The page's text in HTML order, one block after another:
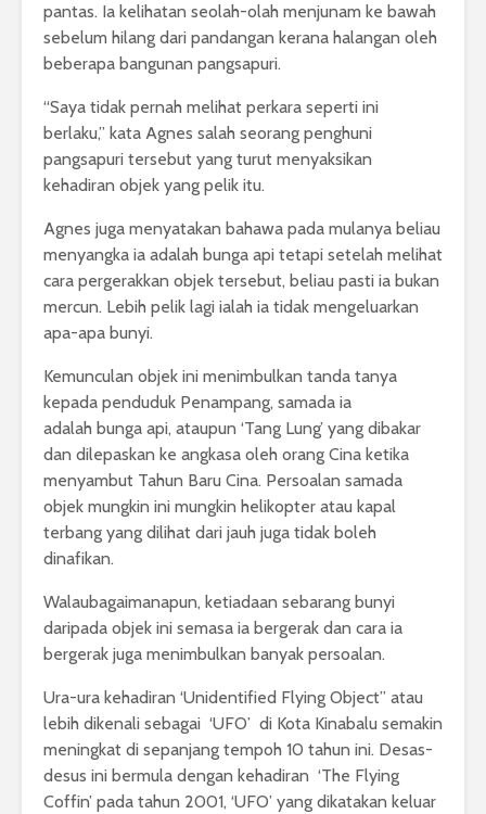
pantas. Ia kelihatan seolah-olah menjunam ke bawah
sebelum hilang dari pandangan kerana halangan oleh
beberapa bangunan pangsapuri.
“Saya tidak pernah melihat perkara seperti ini
berlaku,” kata Agnes salah seorang penghuni
pangsapuri tersebut yang turut menyaksikan
kehadiran objek yang pelik itu.
Agnes juga menyatakan bahawa pada mulanya beliau
menyangka ia adalah bunga api tetapi setelah melihat
cara pergerakkan objek tersebut, beliau pasti ia bukan
mercun. Lebih pelik lagi ialah ia tidak mengeluarkan
apa-apa bunyi.
Kemunculan objek ini menimbulkan tanda tanya
kepada penduduk Penampang, samada ia
adalah bunga api, ataupun ‘Tang Lung’ yang dibakar
dan dilepaskan ke angkasa oleh orang Cina ketika
menyambut Tahun Baru Cina. Persoalan samada
objek mungkin ini mungkin helikopter atau kapal
terbang yang dilihat dari jauh juga tidak boleh
dinafikan.
Walaubagaimanapun, ketiadaan sebarang bunyi
daripada objek ini semasa ia bergerak dan cara ia
bergerak juga menimbulkan banyak persoalan.
Ura-ura kehadiran ‘Unidentified Flying Object” atau
lebih dikenali sebagai ‘UFO’ di Kota Kinabalu semakin
meningkat di sepanjang tempoh 10 tahun ini. Desas-
desus ini bermula dengan kehadiran ‘The Flying
Coffin’ pada tahun 2001, ‘UFO’ yang dikatakan keluar